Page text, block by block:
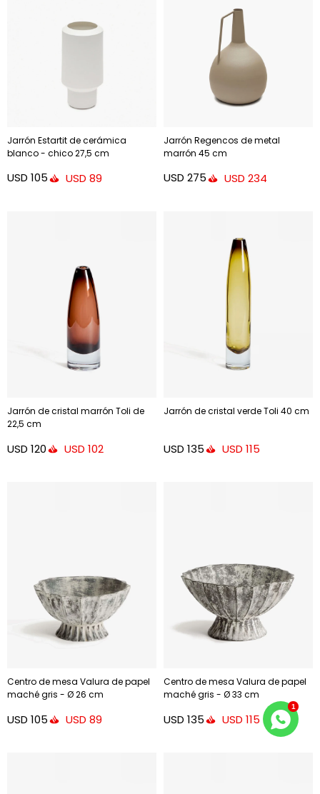
Jarrón Estartit de cerámica
blanco - chico 27,5 cm
USD 105 USD 89
Jarrón Regencos de metal
marrón 45 cm
USD 275 USD 234
Jarrón de cristal marrón Toli de
22,5 cm
USD 120 USD 102
Jarrón de cristal verde Toli 40 cm
USD 135 USD 115
Centro de mesa Valura de papel
maché gris - Ø 26 cm
USD 105 USD 89
Centro de mesa Valura de papel
maché gris - Ø 33 cm
USD 135 USD 115